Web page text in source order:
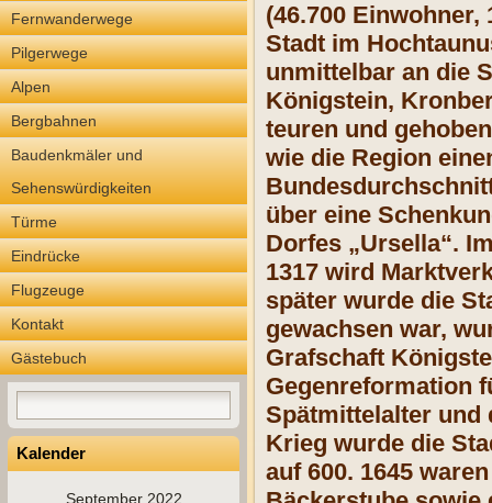
Fernwanderwege
Pilgerwege
Alpen
Bergbahnen
Baudenkmäler und
Sehenswürdigkeiten
Türme
Eindrücke
Flugzeuge
Kontakt
Gästebuch
Kalender
September 2022
(46.700
Stadt im
unmittelbar an die
Königstein,
teuren und
wie die Region
über eine
Dorfes „Ursella“.
1317 wird
später wurde die
gewachsen war,
Grafschaft
Gegenreformation
Spätmittelalter und
Krieg wurde die
auf 600. 1645